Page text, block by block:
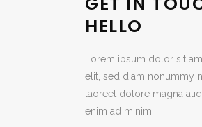
HELLO
Lorem ipsum dolor sit
elit, sed diam nonummy
laoreet dolore magna
enim ad minim